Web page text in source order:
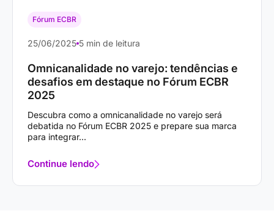
Fórum ECBR
25/06/2025 5 min de leitura
Omnicanalidade no varejo: tendências e
desafios em destaque no Fórum ECBR
2025
Descubra como a omnicanalidade no varejo será
debatida no Fórum ECBR 2025 e prepare sua marca
para integrar...
Continue lendo